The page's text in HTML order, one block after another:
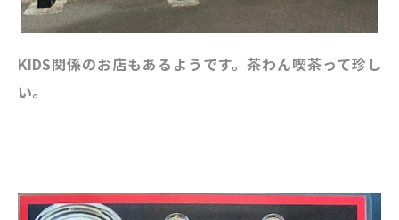
KIDS関係のお店もあるようです。茶わん喫茶って珍し
い。